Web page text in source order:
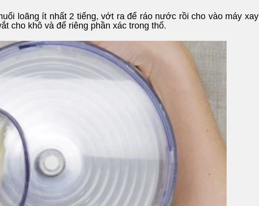
loãng ít nhất 2 tiếng, vớt ra để ráo nước rồi cho vào máy xay
cho khô và để riêng phần xác trong thố.